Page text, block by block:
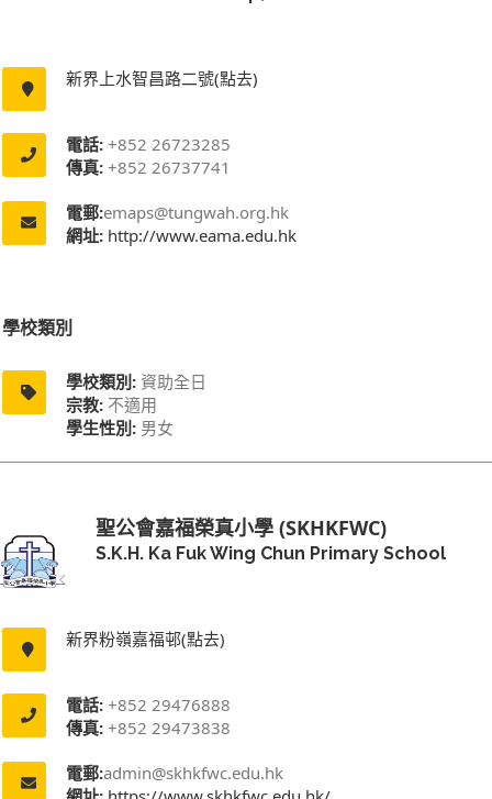
新界上水智昌路二號(點去)
電話: +852 26723285
傳真: +852 26737741
電郵:emaps@tungwah.org.hk
網址: http://www.eama.edu.hk
學校類別
學校類別: 資助全日
宗教: 不適用
學生性別: 男女
聖公會嘉福榮真小學 (SKHKFWC)
S.K.H. Ka Fuk Wing Chun Primary School
新界粉嶺嘉福邨(點去)
電話: +852 29476888
傳真: +852 29473838
電郵:admin@skhkfwc.edu.hk